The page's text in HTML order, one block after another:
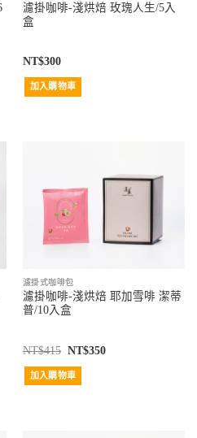
濾掛咖啡-淺烘焙 玫瑰人生/5入
盒
NT$300
加入購物車
濾掛式咖啡包
濾掛咖啡-淺烘焙 耶加雪啡 潔蒂
普/10入盒
NT$415 NT$350
加入購物車